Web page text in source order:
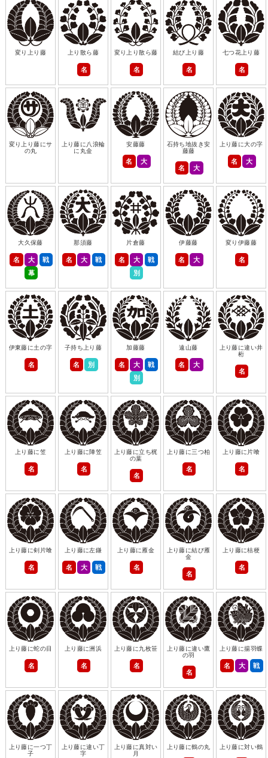
変り上り藤 上り散ら藤
名
変り上り散ら藤
名
結び上り藤
名
七つ花上り藤
名
変り上り藤にサ
の丸
上り藤に八浪輪
に丸金
安藤藤
名 大
石持ち地抜き安
藤藤
名 大
上り藤に大の字
名 大
大久保藤
名 大
戦
幕
那須藤
名 大 戦
片倉藤
名 大
戦
別
伊藤藤
名 大
変り伊藤藤
名
伊東藤に土の字
名
子持ち上り藤
名 別
加藤藤
名 大
戦
別
遠山藤
名 大
上り藤に違い井
桁
名
上り藤に笠
名
上り藤に陣笠
名
上り藤に立ち梶
の葉
名
上り藤に三つ柏
名
上り藤に片喰
名
上り藤に剣片喰
名
上り藤に左鎌
名 大 戦
上り藤に雁金
名
上り藤に結び雁
金
名
上り藤に桔梗
名
上り藤に蛇の目
名
上り藤に洲浜
名
上り藤に九枚笹
名
上り藤に違い鷹
の羽
名
上り藤に揚羽蝶
名 大 戦
上り藤に一つ丁
子
上り藤に違い丁
字
上り藤に真対い
月
上り藤に鶴の丸 上り藤に対い鶴